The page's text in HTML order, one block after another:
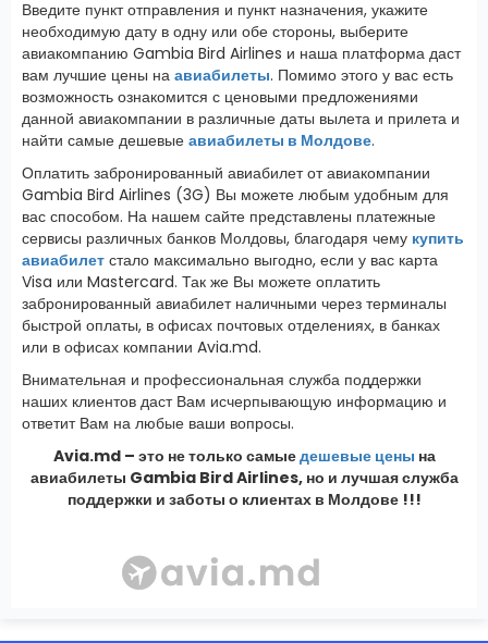
Введите пункт отправления и пункт назначения, укажите
необходимую дату в одну или обе стороны, выберите
авиакомпанию Gambia Bird Airlines и наша платформа даст
вам лучшие цены на авиабилеты. Помимо этого у вас есть
возможность ознакомится с ценовыми предложениями
данной авиакомпании в различные даты вылета и прилета и
найти самые дешевые авиабилеты в Молдове.
Оплатить забронированный авиабилет от авиакомпании
Gambia Bird Airlines (3G) Вы можете любым удобным для
вас способом. На нашем сайте представлены платежные
сервисы различных банков Молдовы, благодаря чему купить
авиабилет стало максимально выгодно, если у вас карта
Visa или Mastercard. Так же Вы можете оплатить
забронированный авиабилет наличными через терминалы
быстрой оплаты, в офисах почтовых отделениях, в банках
или в офисах компании Avia.md.
Внимательная и профессиональная служба поддержки
наших клиентов даст Вам исчерпывающую информацию и
ответит Вам на любые ваши вопросы.
Avia.md – это не только самыедешевые цены на
авиабилеты Gambia Bird Airlines, но и лучшая служба
поддержки и заботы о клиентах в Молдове !!!